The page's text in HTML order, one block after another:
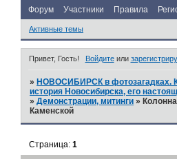
Форум Участники Правила
Активные темы
Привет, Гость! Войдитеили
» НОВОСИБИРСК в фотозагадках.
история Новосибирска, его
»Демонстрации, митинги »
Каменской
Страница:1